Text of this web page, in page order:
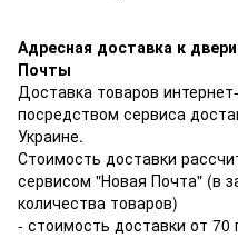
Адресная доставка к
Почты
Доставка товаров
посредством сервиса
Украине.
Стоимость доставки
сервисом "Новая Почта" (в
количества товаров)
- стоимость доставки от 70